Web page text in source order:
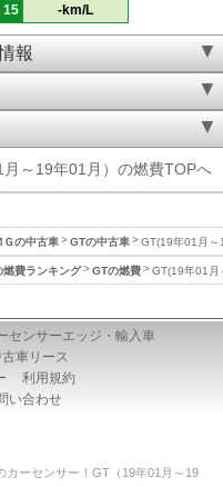
15 -km/L
報
～19年01月）の燃費TOPへ
Ｇの中古車 GTの中古車 GT(19年01月～
燃費ランキング GTの燃費 GT(19年01月
センサーエッジ・輸入車
車リース
利用規約
い合わせ
カーセンサー！GT（19年01月～19